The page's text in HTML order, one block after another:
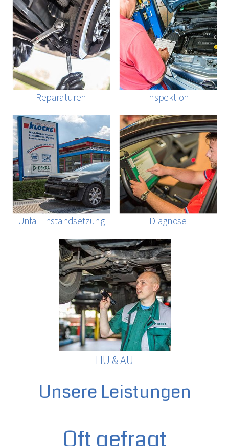
Reparaturen Inspektion
Unfall Instandsetzung Diagnose
HU & AU
Unsere Leistungen